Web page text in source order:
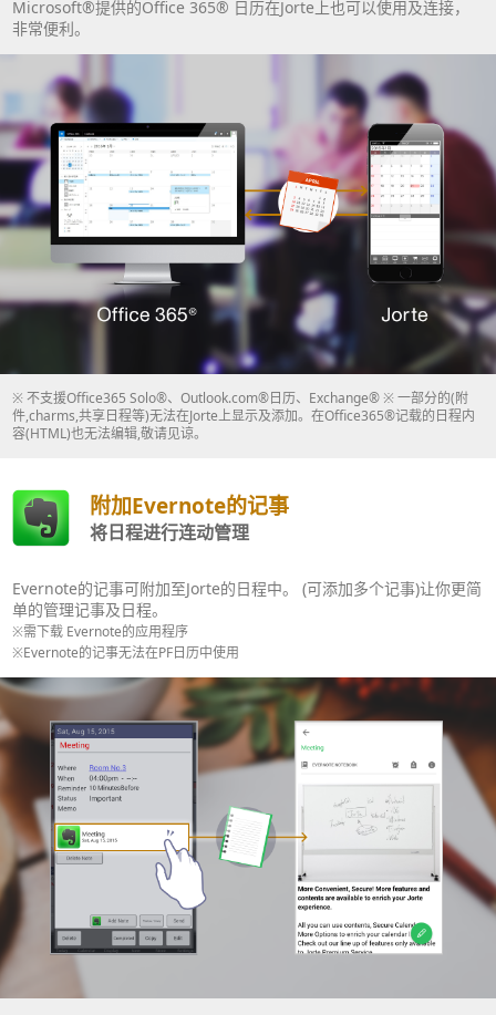
Microsoft®提供的Office 365® 日历在Jorte上也可以使用及连接，
非常便利。
※ 不支援Office365 Solo®、Outlook.com®日历、Exchange® ※ 一部分的(附
件,charms,共享日程等)无法在Jorte上显示及添加。在Office365®记载的日程内
容(HTML)也无法编辑,敬请见谅。
附加Evernote的记事
将日程进行连动管理
Evernote的记事可附加至Jorte的日程中。 (可添加多个记事)让你更简
单的管理记事及日程。
※需下载 Evernote的应用程序
※Evernote的记事无法在PF日历中使用